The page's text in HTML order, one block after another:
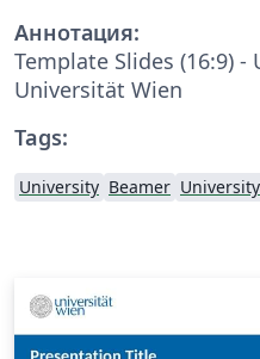
Аннотация:
Template Slides (16:9)
Universität Wien
Tags:
University Beamer